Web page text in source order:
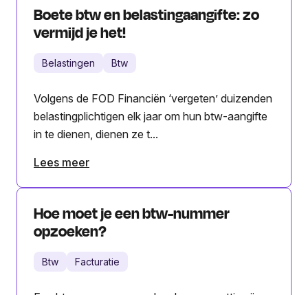
Boete btw en belastingaangifte: zo
vermijd je het!
Belastingen Btw
Volgens de FOD Financiën ‘vergeten’ duizenden
belastingplichtigen elk jaar om hun btw-aangifte
in te dienen, dienen ze t...
Lees meer
Hoe moet je een btw-nummer
opzoeken?
Btw Facturatie